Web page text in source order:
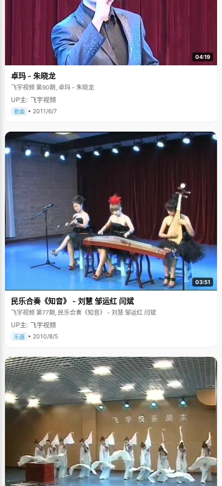
麦秸堆成高高的麦垛。他们把一釵釵的麦子扔到堆积有一人多高的麦垛上
时，我们就在麦垛上嬉闹着，深一脚浅一脚地把虚空的地方踩实。有时，一
不小心便会顺着垛边溜了下来，惹得全场上的人哈哈大笑起来。这时，自己
顾不上屁股摔得生疼，在大人的帮忙下又爬上了麦垛。我们孩子的作用在这
个时候也充分“重要”起来。 麦收季节的尾声便是晒麦子。晒麦子的时候，那
时麻雀之类的鸟雀多。于是，大人们便把赶鸟雀的任务交给我们孩子了。 我
们几个孩子在麦场旁边找块阴凉的地方，铺上凉席或者油纸，拿上几本小人
书，或者几把杏核来抓子玩，隔上一会便把麦子搅动一下。有时，大人们高
的，推着自行车，后面带一个用棉布包着的木箱，吆喝着：卖冰棍——又甜
又凉的冰棍，五分钱一个——那声音对我们来说，充满着多大的诱惑啊。那
时的冰棍，远远比不上现在名目繁多的雪糕和冰激淋。但我们吸溜着冰棍，
却甜在心里，心里那种滋味就甭提有多美了。 在那遥远的麦收季节，积淀的
永远是一种沉甸甸的喜悦与收获，繁忙而充实，紧张而欣喜！ 或许，这份回
忆早已成了一种绝版的珍藏。或许，今天对一些人来说，这些也已成为天方
人，那景，总会在此时不约而来…… 作者：郑毅
04:19
卓玛 - 朱晓龙
飞宇视频 第90期, 卓玛 - 朱晓龙
UP主: 飞宇视频
歌曲 • 2011/6/7
03:51
民乐合奏《知音》 - 刘慧 邹运红 闫斌
飞宇视频 第77期, 民乐合奏《知音》 - 刘慧 邹运红 闫斌
UP主: 飞宇视频
乐器 • 2010/8/5